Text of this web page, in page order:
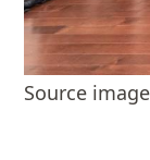
Source